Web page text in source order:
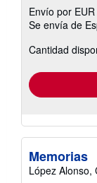
Envío por
Se envía de
Cantidad
Memorias
López Alonso,